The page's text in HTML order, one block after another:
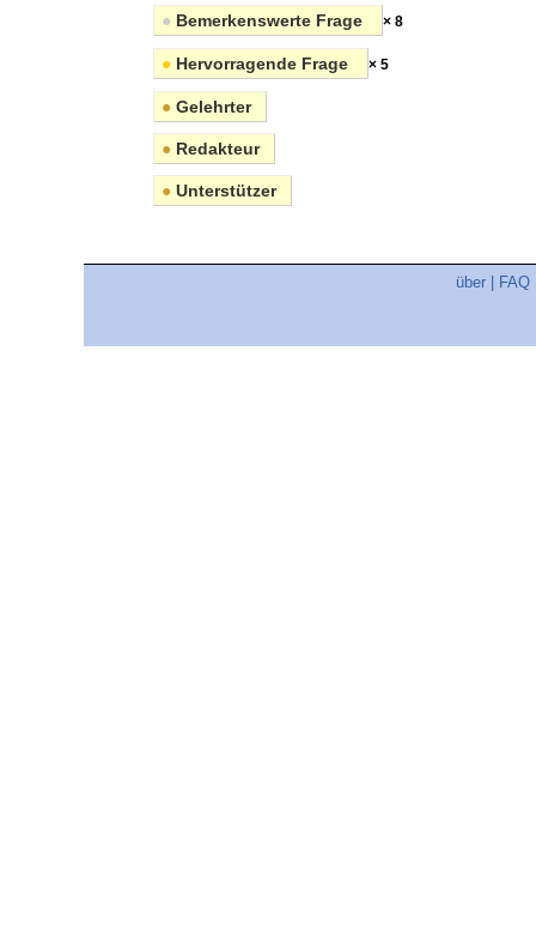
● Bemerkenswerte Frage × 8
● Hervorragende Frage × 5
● Gelehrter
● Redakteur
● Unterstützer
über FAQ